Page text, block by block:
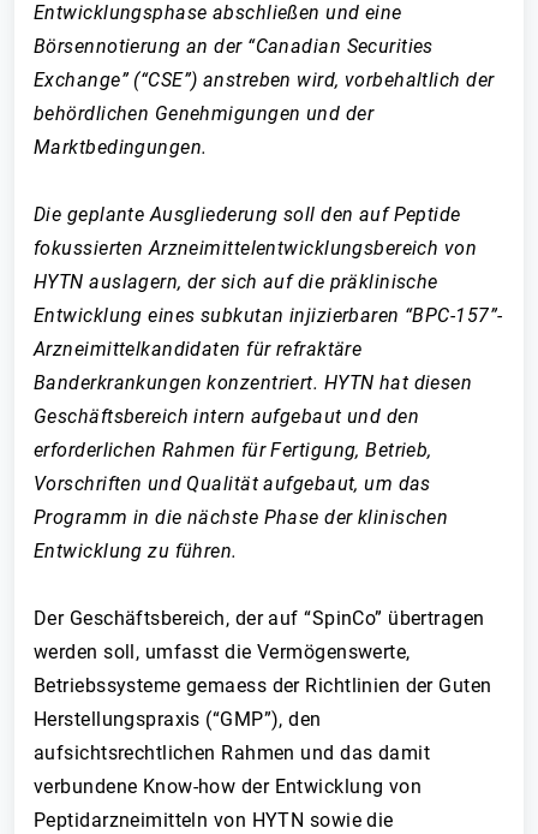
Entwicklungsphase abschließen und eine
Börsennotierung an der “Canadian Securities
Exchange” (“CSE”) anstreben wird, vorbehaltlich der
behördlichen Genehmigungen und der
Marktbedingungen.
Die geplante Ausgliederung soll den auf Peptide
fokussierten Arzneimittelentwicklungsbereich von
HYTN auslagern, der sich auf die präklinische
Entwicklung eines subkutan injizierbaren “BPC-157”-
Arzneimittelkandidaten für refraktäre
Banderkrankungen konzentriert. HYTN hat diesen
Geschäftsbereich intern aufgebaut und den
erforderlichen Rahmen für Fertigung, Betrieb,
Vorschriften und Qualität aufgebaut, um das
Programm in die nächste Phase der klinischen
Entwicklung zu führen.
Der Geschäftsbereich, der auf “SpinCo” übertragen
werden soll, umfasst die Vermögenswerte,
Betriebssysteme gemaess der Richtlinien der Guten
Herstellungspraxis (“GMP”), den
aufsichtsrechtlichen Rahmen und das damit
verbundene Know-how der Entwicklung von
Peptidarzneimitteln von HYTN sowie die